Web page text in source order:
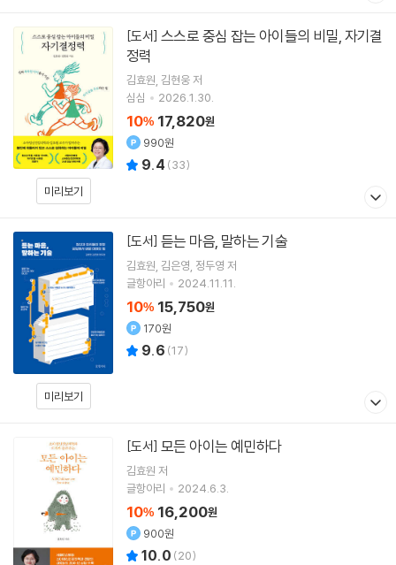
미리보기
[도서]
정력
김효원 김현웅저
심심
2026.1.30.
10% 17,820원
990원
9.4 (33)
미리보기
[도서] 듣는 마음, 말하는 기술
김효원 김은영 정두영 저
글항아리
2024.11.11.
10% 15,750원
170원
9.6 (17)
[도서] 모든 아이는 예민하다
김효원 저
글항아리
2024.6.3.
10% 16,200원
900원
10.0 (20)